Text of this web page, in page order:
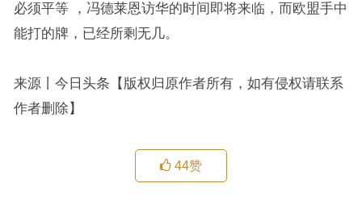
必须平等 ，冯德莱恩访华的时间即将来临，而欧盟手中
能打的牌，已经所剩无几。
来源丨今日头条【版权归原作者所有，如有侵权请联系
作者删除】
44赞